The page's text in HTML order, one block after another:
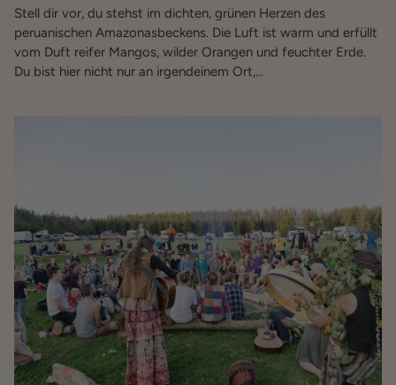
Stell dir vor, du stehst im dichten, grünen Herzen des
peruanischen Amazonasbeckens. Die Luft ist warm und erfüllt
vom Duft reifer Mangos, wilder Orangen und feuchter Erde.
Du bist hier nicht nur an irgendeinem Ort,...